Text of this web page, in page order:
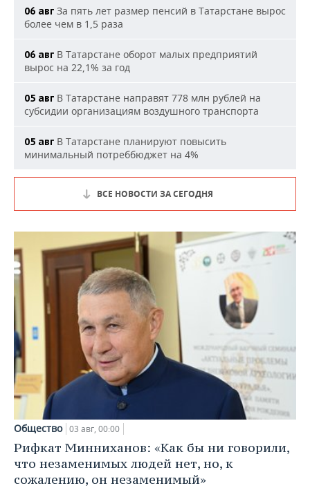
06 авг За пять лет размер пенсий в Татарстане вырос
более чем в 1,5 раза
06 авг В Татарстане оборот малых предприятий
вырос на 22,1% за год
05 авг В Татарстане направят 778 млн рублей на
субсидии организациям воздушного транспорта
05 авг В Татарстане планируют повысить
минимальный потреббюджет на 4%
ВСЕ НОВОСТИ ЗА СЕГОДНЯ
Общество 03 авг, 00:00
Рифкат Минниханов: «Как бы ни говорили,
что незаменимых людей нет, но, к
сожалению, он незаменимый»